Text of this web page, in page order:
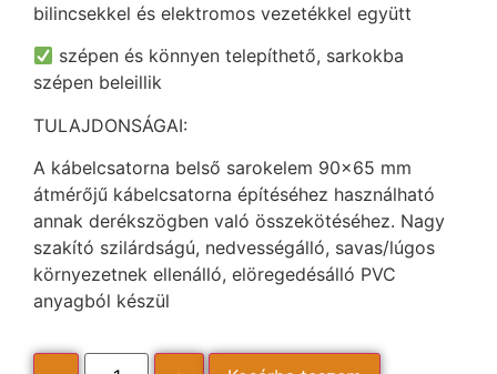
bilincsekkel és elektromos vezetékkel együtt
szépen és könnyen telepíthető, sarkokba
szépen beleillik
TULAJDONSÁGAI:
A kábelcsatorna belső sarokelem 90×65 mm
átmérőjű kábelcsatorna építéséhez használható
annak derékszögben való összekötéséhez. Nagy
szakító szilárdságú, nedvességálló, savas/lúgos
környezetnek ellenálló, elöregedésálló PVC
anyagból készül